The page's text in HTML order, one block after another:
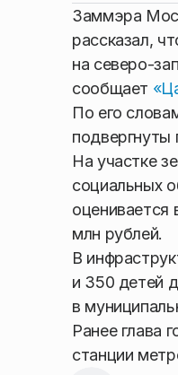
Заммэра
рассказал,
на северо-
сообщает
По его
подвергнуты
На участке
социальных
млн рублей.
В
и 350 детей
в
Ранее глава
станции